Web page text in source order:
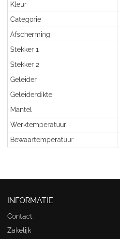
Kleur
Categorie
Afscherming
Stekker 1
Stekker 2
Geleider
Geleiderdikte
Mantel
Werktemperatuur
Bewaartemperatuur
INFORMATIE
Contact
Zakelijk